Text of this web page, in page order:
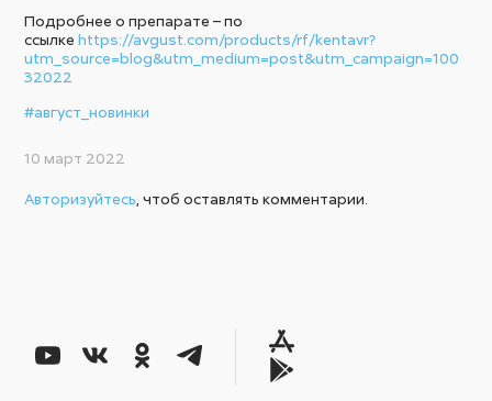
Подробнее о препарате – по
ссылкеhttps://avgust.com/products/rf/kentavr?
utm_source=blog&utm_medium=post&utm_campaign=100
32022
#август_новинки
10 март 2022
Авторизуйтесь , чтоб оставлять комментарии.